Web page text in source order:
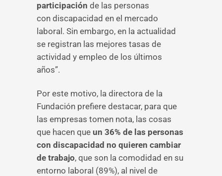
participación de las personas
con discapacidad en el mercado
laboral. Sin embargo, en la actualidad
se registran las mejores tasas de
actividad y empleo de los últimos
años”.
Por este motivo, la directora de la
Fundación prefiere destacar, para que
las empresas tomen nota, las cosas
que hacen que un 36% de las personas
con discapacidad no quieren cambiar
de trabajo, que son la comodidad en su
entorno laboral (89%), al nivel de